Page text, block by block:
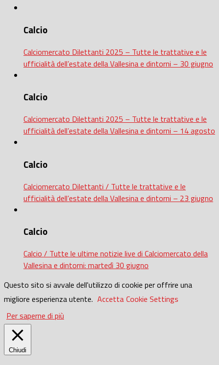
Calcio
Calciomercato Dilettanti 2025 – Tutte le trattative e le
ufficialità dell’estate della Vallesina e dintorni – 30 giugno
Calcio
Calciomercato Dilettanti 2025 – Tutte le trattative e le
ufficialità dell’estate della Vallesina e dintorni – 14 agosto
Calcio
Calciomercato Dilettanti / Tutte le trattative e le
ufficialità dell’estate della Vallesina e dintorni – 23 giugno
Calcio
Calcio / Tutte le ultime notizie live di Calciomercato della
Vallesina e dintorni: martedì 30 giugno
Questo sito si avvale dell'utilizzo di cookie per offrire una
migliore esperienza utente. Accetta Cookie Settings
Per saperne di più
Chiudi